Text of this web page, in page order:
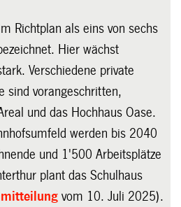
Richtplan als eins von sechs
Hier wächst
Verschiedene private
sind vorangeschritten,
und das Hochhaus Oase.
werden bis 2040
und 1'500 Arbeitsplätze
plant das Schulhaus
vom 10. Juli 2025).